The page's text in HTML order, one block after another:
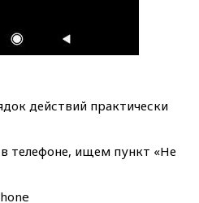
действий практически
телефоне, ищем пункт «Не